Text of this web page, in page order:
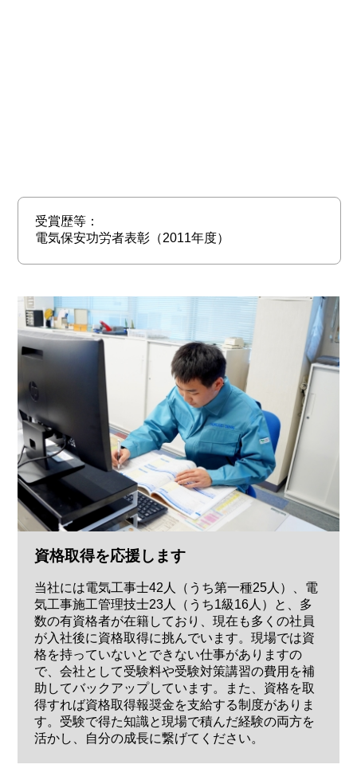
受賞歴等：
電気保安功労者表彰（2011年度）
資格取得を応援します
当社には電気工事士42人（うち第一種25人）、電
気工事施工管理技士23人（うち1級16人）と、多
数の有資格者が在籍しており、現在も多くの社員
が入社後に資格取得に挑んでいます。現場では資
格を持っていないとできない仕事がありますの
で、会社として受験料や受験対策講習の費用を補
助してバックアップしています。また、資格を取
得すれば資格取得報奨金を支給する制度がありま
す。受験で得た知識と現場で積んだ経験の両方を
活かし、自分の成長に繋げてください。